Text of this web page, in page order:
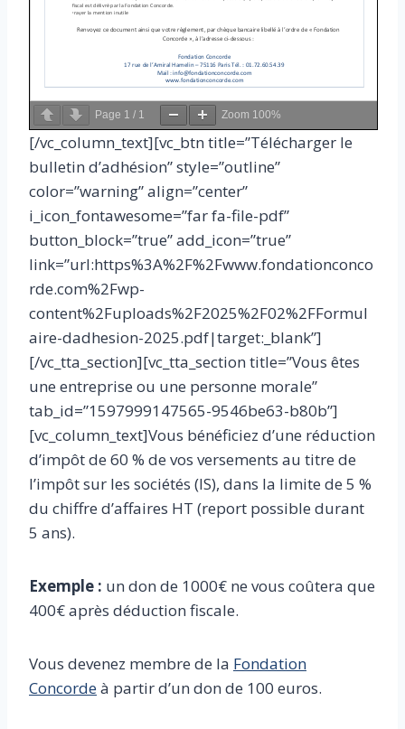
Page 1 / 1 Zoom 100%
[/vc_column_text][vc_btn title=”Télécharger le
bulletin d’adhésion” style=”outline”
color=”warning” align=”center”
i_icon_fontawesome=”far fa-file-pdf”
button_block=”true” add_icon=”true”
link=”url:https%3A%2F%2Fwww.fondationconco
rde.com%2Fwp-
content%2Fuploads%2F2025%2F02%2FFormul
aire-dadhesion-2025.pdf|target:_blank”]
[/vc_tta_section][vc_tta_section title=”Vous êtes
une entreprise ou une personne morale”
tab_id=”1597999147565-9546be63-b80b”]
[vc_column_text]Vous bénéficiez d’une réduction
d’impôt de 60 % de vos versements au titre de
l’impôt sur les sociétés (IS), dans la limite de 5 %
du chiffre d’affaires HT (report possible durant
5 ans).
Exemple : un don de 1000€ ne vous coûtera que
400€ après déduction fiscale.
Vous devenez membre de la Fondation
Concordeà partir d’un don de 100 euros.